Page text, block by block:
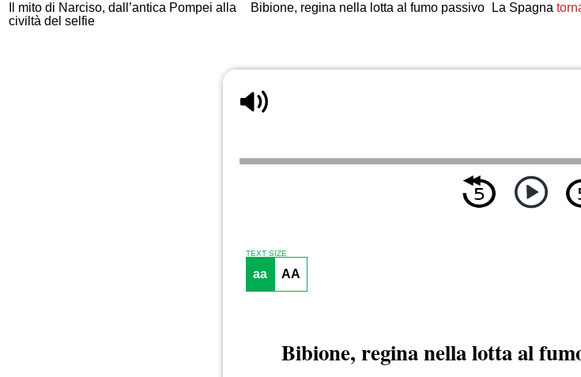
Il mito di Narciso, dall’antica Pompei alla
civiltà del selfie
Bibione, regina nella lotta al fumo passivo
La Spagna
TEXT SIZE
aa AA
Bibione, regina nella lotta al